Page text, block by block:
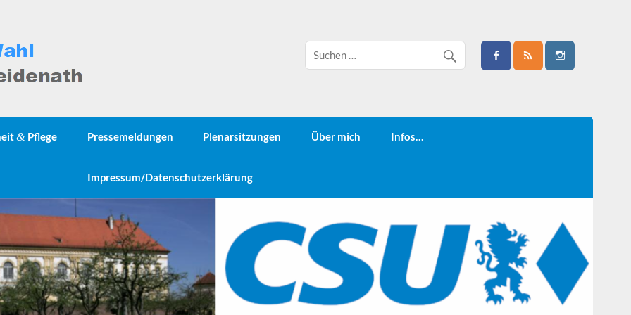
& Pflege Pressemeldungen Plenarsitzungen Über mich Infos…
Impressum/Datenschutzerklärung